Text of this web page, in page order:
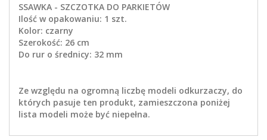
SSAWKA - SZCZOTKA DO PARKIETÓW
Ilość w opakowaniu: 1 szt.
Kolor: czarny
Szerokość: 26 cm
Do rur o średnicy: 32 mm
Ze względu na ogromną liczbę modeli odkurzaczy, do
których pasuje ten produkt, zamieszczona poniżej
lista modeli może być niepełna.